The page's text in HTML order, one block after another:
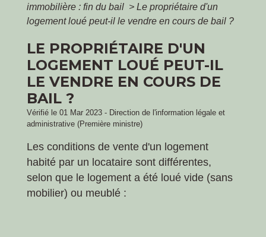
immobilière : fin du bail > Le propriétaire d'un
logement loué peut-il le vendre en cours de bail ?
LE PROPRIÉTAIRE D'UN
LOGEMENT LOUÉ PEUT-IL
LE VENDRE EN COURS DE
BAIL ?
Vérifié le 01 Mar 2023 - Direction de l'information légale et
administrative (Première ministre)
Les conditions de vente d'un logement
habité par un locataire sont différentes,
selon que le logement a été loué vide (sans
mobilier) ou meublé :